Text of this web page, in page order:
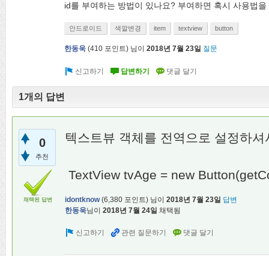
id를 부여하는 방법이 있나요? 부여하면 혹시 사용법
안드로이드 색깔변경 item textview button
한동욱 (410 포인트) 님이 2018년 7월 23일 질문
1개의 답변
0
추천
채택된 답변
텍스트뷰 객체를 전역으로 설정하
TextView tvAge = new
idontknow (6,380 포인트) 님이 2018년 7월 23일 답변
한동욱님이 2018년 7월 24일 채택됨